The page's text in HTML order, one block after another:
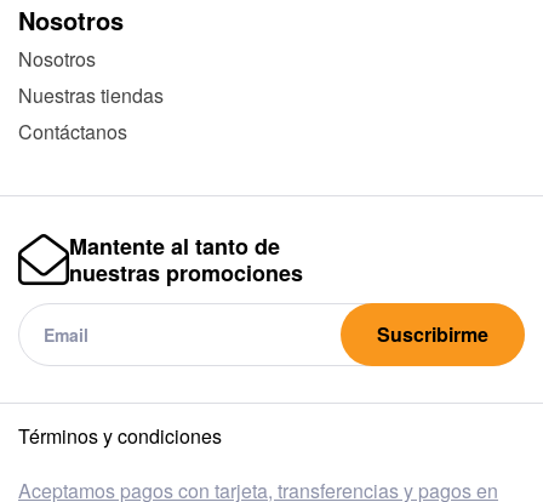
Nosotros
Nosotros
Nuestras tiendas
Contáctanos
Mantente al tanto de
nuestras promociones
Suscribirme
Términos y condiciones
Aceptamos pagos con tarjeta, transferencias y pagos en